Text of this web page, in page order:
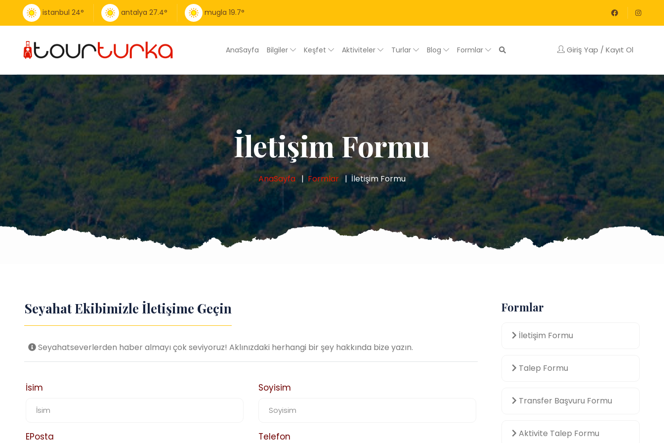
istanbul 24° antalya 27.4° mugla 19.7°
AnaSayfa Bilgiler Keşfet Aktiviteler Turlar Blog Formlar Giriş Yap / Kayıt Ol
İletişim Formu
AnaSayfa Formlar İletişim Formu
Seyahat Ekibimizle İletişime Geçin
Seyahatseverlerden haber almayı çok seviyoruz! Aklınızdaki herhangi bir şey hakkında bize yazın.
İsim Soyisim
EPosta Telefon
Formlar
İletişim Formu
Talep Formu
Transfer Başvuru Formu
Aktivite Talep Formu